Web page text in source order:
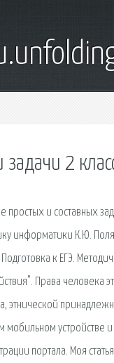
задачи 2
простых и составных
информатики К.Ю.
к ЕГЭ.
Права человека
этнической
устройстве
портала. Моя